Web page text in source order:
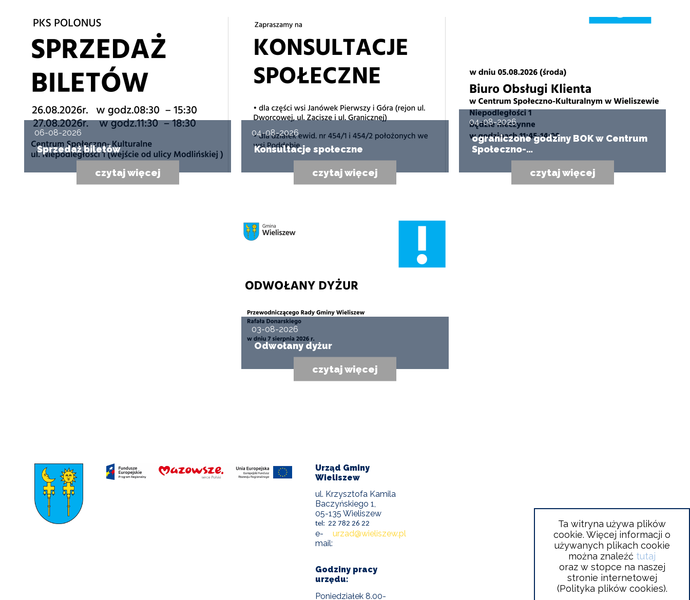
Ta witryna używa plików
cookie. Więcej informacji o
używanych plikach cookie
można znaleźć tutaj
oraz w stopce na naszej
stronie internetowej
(Polityka plików cookies).
06-08-2026
Sprzedaż biletów
czytaj więcej
04-08-2026
Konsultacje społeczne
czytaj więcej
04-08-2026
ograniczone godziny BOK w Centrum
Społeczno-…
czytaj więcej
03-08-2026
Odwołany dyżur
czytaj więcej
Urząd Gminy
Wieliszew
ul. Krzysztofa Kamila
Baczyńskiego 1,
05-135 Wieliszew
tel: 22 782 26 22
e-
mail:
urzad@wieliszew.pl
Godziny pracy
urzędu:
Poniedziałek 8.00-